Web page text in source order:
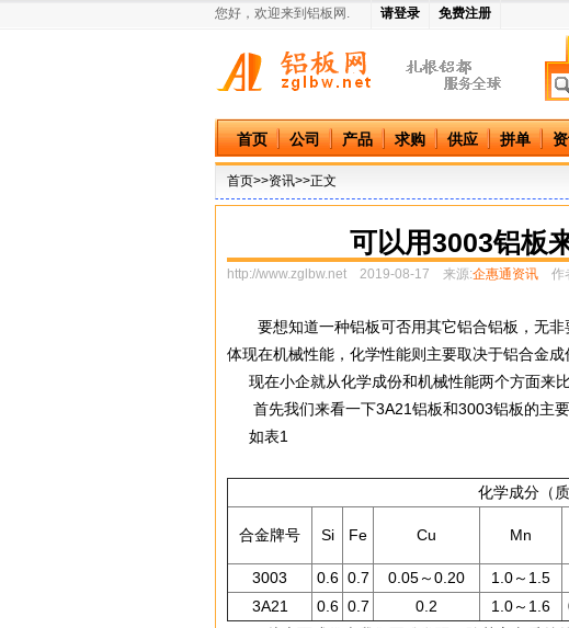
您好，欢迎来到铝板网. 请登录 免费注册
中国铝板网
首页 公司 产品 求购 供应 拼单
首页>>资讯>>正文
可以用3003铝板
http://www.zglbw.net 2019-08-17 来源:企惠通资讯 作
要想知道一种铝板可否用其它铝合铝板，无非
体现在机械性能，化学性能则主要取决于铝合金成
现在小企就从化学成份和机械性能两个方面来
首先我们来看一下3A21铝板和3003铝板的主要
如表1
化学成分（
合金牌号 Si Fe Cu Mn
3003
0.6 0.7 0.05～0.20 1.0～1.5
3A21
0.6 0.7 0.2 1.0～1.6